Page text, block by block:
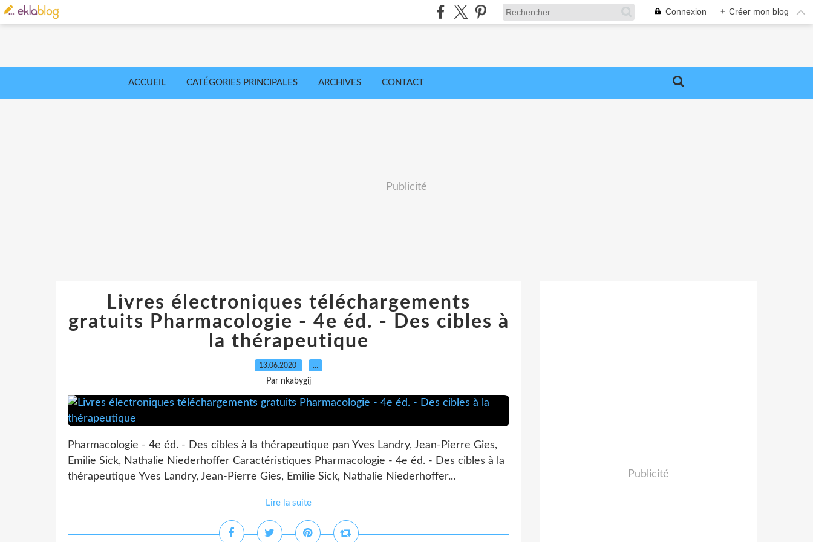
Connexion + Créer mon blog
ACCUEIL CATÉGORIES PRINCIPALES ARCHIVES CONTACT
Publicité
Livres électroniques téléchargements
gratuits Pharmacologie - 4e éd. - Des cibles à
la thérapeutique
13.06.2020 …
Par nkabygij
Pharmacologie - 4e éd. - Des cibles à la thérapeutique pan Yves Landry, Jean-Pierre Gies,
Emilie Sick, Nathalie Niederhoffer Caractéristiques Pharmacologie - 4e éd. - Des cibles à la
thérapeutique Yves Landry, Jean-Pierre Gies, Emilie Sick, Nathalie Niederhoffer...
Lire la suite
Publicité